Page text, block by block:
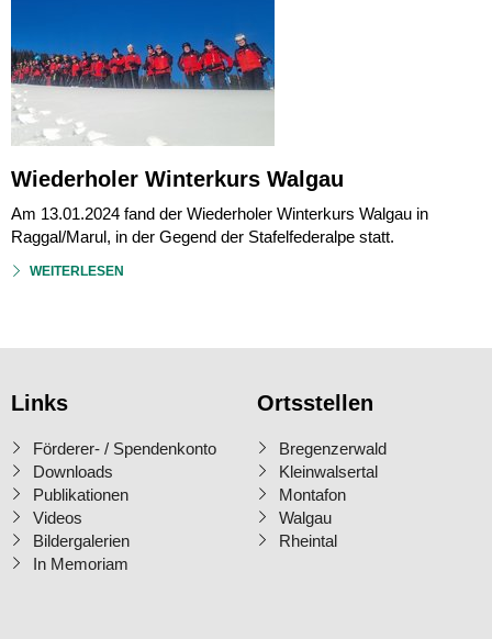
Wiederholer Winterkurs Walgau
Am 13.01.2024 fand der Wiederholer Winterkurs Walgau in
Raggal/Marul, in der Gegend der Stafelfederalpe statt.
WEITERLESEN
Links
Förderer- / Spendenkonto
Downloads
Publikationen
Videos
Bildergalerien
In Memoriam
Ortsstellen
Bregenzerwald
Kleinwalsertal
Montafon
Walgau
Rheintal